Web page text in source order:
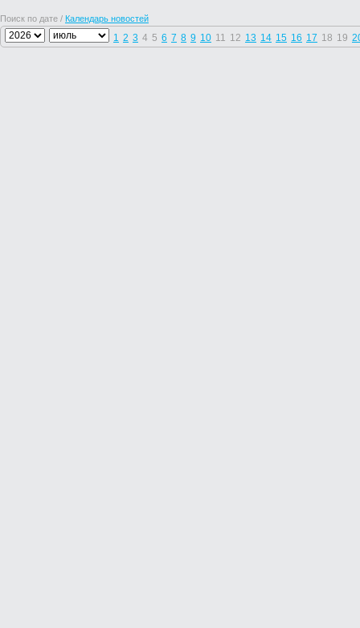
Поиск по дате / Календарь новостей
1 2 3 4 5 6 7 8 9 10 11 12 13 14 15 16 17 18 19